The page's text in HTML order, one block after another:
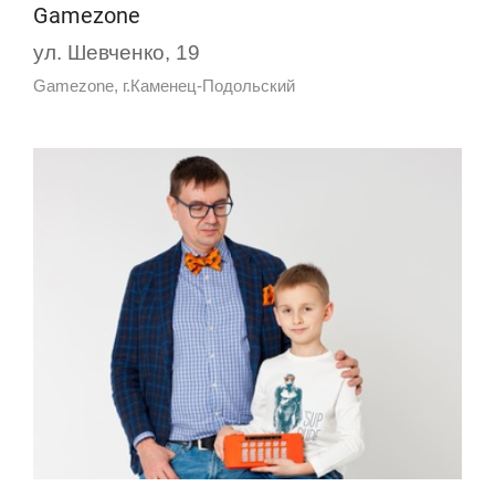
Gamezone
ул. Шевченко, 19
Gamezone, г.Каменец-Подольский